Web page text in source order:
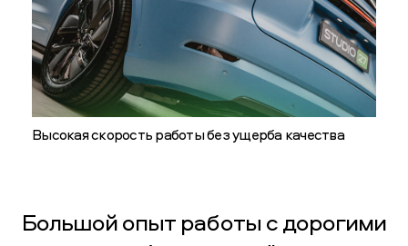
Высокая скорость работы без ущерба качества
Большой опыт работы с дорогими